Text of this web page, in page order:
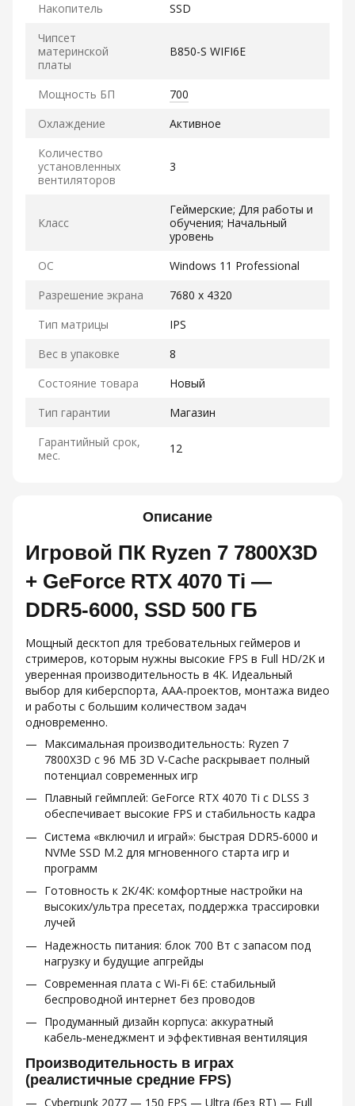
Накопитель
SSD
Чипсет
материнской
платы
B850-S WIFI6E
Мощность БП
700
Охлаждение
Активное
Количество
установленных
вентиляторов
3
Класс
Геймерские; Для работы и
обучения; Начальный
уровень
ОС
Windows 11 Professional
Разрешение экрана
7680 x 4320
Тип матрицы
IPS
Вес в упаковке
8
Состояние товара
Новый
Тип гарантии
Магазин
Гарантийный срок,
мес.
12
Описание
Игровой ПК Ryzen 7 7800X3D
+ GeForce RTX 4070 Ti —
DDR5‑6000, SSD 500 ГБ
Мощный десктоп для требовательных геймеров и
стримеров, которым нужны высокие FPS в Full HD/2K и
уверенная производительность в 4K. Идеальный
выбор для киберспорта, AAA‑проектов, монтажа видео
и работы с большим количеством задач
одновременно.
Максимальная производительность: Ryzen 7
7800X3D с 96 МБ 3D V‑Cache раскрывает полный
потенциал современных игр
Плавный геймплей: GeForce RTX 4070 Ti с DLSS 3
обеспечивает высокие FPS и стабильность кадра
Система «включил и играй»: быстрая DDR5‑6000 и
NVMe SSD M.2 для мгновенного старта игр и
программ
Готовность к 2K/4K: комфортные настройки на
высоких/ультра пресетах, поддержка трассировки
лучей
Надежность питания: блок 700 Вт с запасом под
нагрузку и будущие апгрейды
Современная плата с Wi‑Fi 6E: стабильный
беспроводной интернет без проводов
Продуманный дизайн корпуса: аккуратный
кабель‑менеджмент и эффективная вентиляция
Производительность в играх
(реалистичные средние FPS)
Cyberpunk 2077 — 150 FPS — Ultra (без RT) — Full